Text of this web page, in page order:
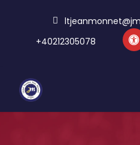
+40212305078